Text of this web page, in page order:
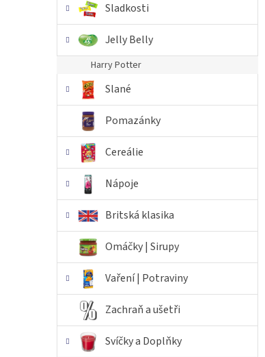
Sladkosti
Jelly Belly
Harry Potter
Slané
Pomazánky
Cereálie
Nápoje
Britská klasika
Omáčky | Sirupy
Vaření | Potraviny
Zachraň a ušetři
Svíčky a Doplňky